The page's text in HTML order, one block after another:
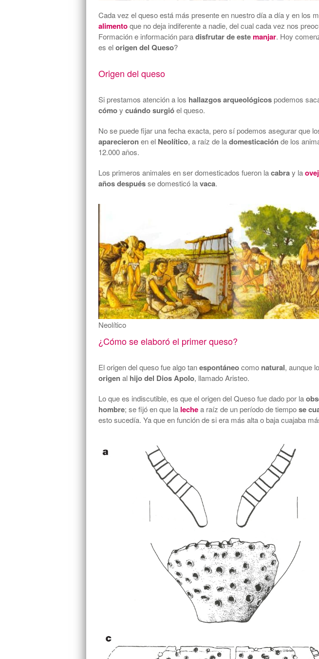
Cada vez el queso está más presente en nuestro día a día y en los
alimentoque no deja indiferente a nadie, del cual cada vez nos
Formación e información paradisfrutar de estemanjar. Hoy
es elorigen del Queso?
Origen del queso
Si prestamos atención a los hallazgos arqueológicospodemos
cómoy cuándo surgióel queso.
No se puede fijar una fecha exacta, pero sí podemos asegurar que
aparecieronen el Neolítico, a raíz de ladomesticaciónde los
12.000 años.
Los primeros animales en ser domesticados fueron lacabray la
años despuésse domesticó lavaca.
Neolítico
¿Cómo se elaboró el primer queso?
El origen del queso fue algo tanespontáneocomo natural, aunque
origenal hijo del Dios Apolo, llamado Aristeo.
Lo que es indiscutible, es que el origen del Queso fue dado por la
hombre; se fijó en que la lechea raíz de un período de tiempose
esto sucedía. Ya que en función de si era más alta o baja cuajaba